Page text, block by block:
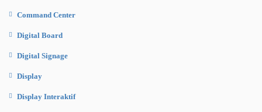
Command Center
Digital Board
Digital Signage
Display
Display Interaktif